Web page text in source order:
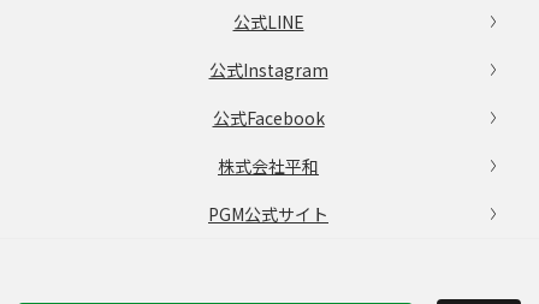
公式LINE
公式Instagram
公式Facebook
株式会社平和
PGM公式サイト